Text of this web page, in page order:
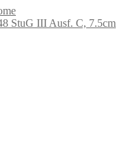
StuG III Ausf. C, 7.5cm